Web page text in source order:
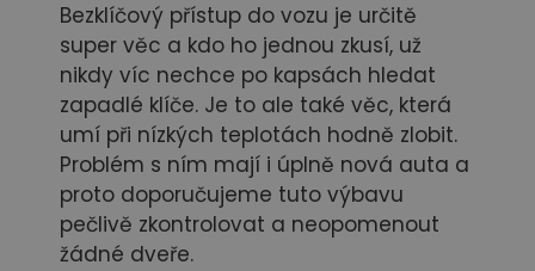
Bezklíčový přístup do vozu je určitě
super věc a kdo ho jednou zkusí, už
nikdy víc nechce po kapsách hledat
zapadlé klíče. Je to ale také věc, která
umí při nízkých teplotách hodně zlobit.
Problém s ním mají i úplně nová auta a
proto doporučujeme tuto výbavu
pečlivě zkontrolovat a neopomenout
žádné dveře.